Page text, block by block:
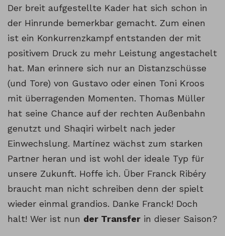
Der breit aufgestellte Kader hat sich schon in
der Hinrunde bemerkbar gemacht. Zum einen
ist ein Konkurrenzkampf entstanden der mit
positivem Druck zu mehr Leistung angestachelt
hat. Man erinnere sich nur an Distanzschüsse
(und Tore) von Gustavo oder einen Toni Kroos
mit überragenden Momenten. Thomas Müller
hat seine Chance auf der rechten Außenbahn
genutzt und Shaqiri wirbelt nach jeder
Einwechslung. Martínez wächst zum starken
Partner heran und ist wohl der ideale Typ für
unsere Zukunft. Hoffe ich. Über Franck Ribéry
braucht man nicht schreiben denn der spielt
wieder einmal grandios. Danke Franck! Doch
halt! Wer ist nun der Transfer in dieser Saison?